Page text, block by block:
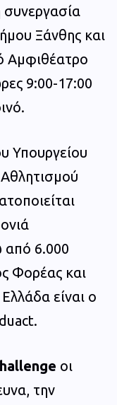
Ξάνθης και
Αμφιθέατρο
9:00-17:00
Υπουργείου
από 6.000
Φορέας και
είναι ο
οι
την